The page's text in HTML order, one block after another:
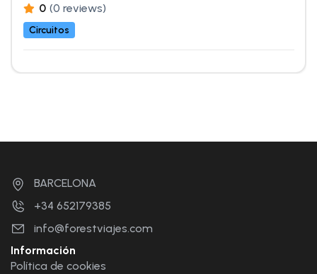
0 (0 reviews)
Circuitos
BARCELONA
+34 652179385
info@forestviajes.com
Información
Política de cookies